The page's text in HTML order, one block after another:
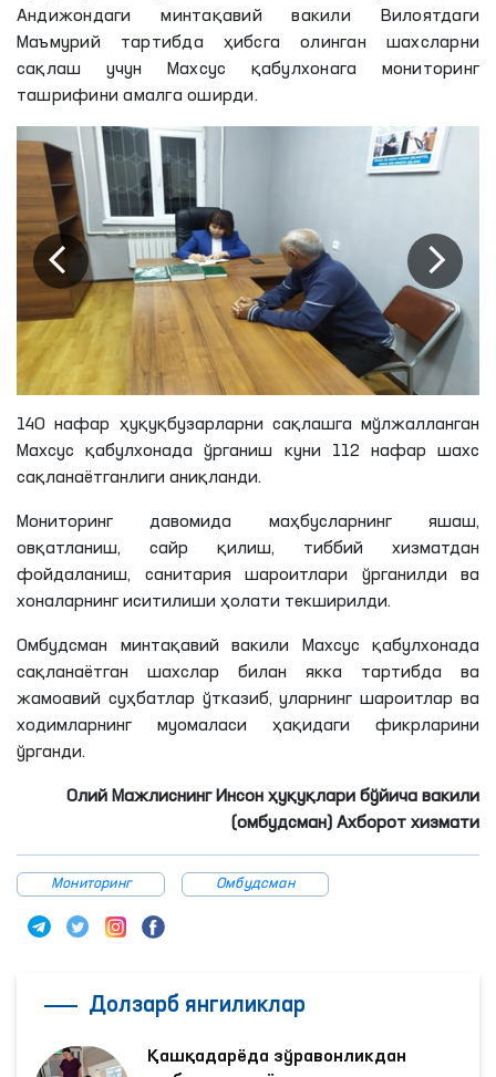
Андижондаги минтақавий вакили Вилоятдаги
Маъмурий тартибда ҳибсга олинган шахсларни
сақлаш учун Махсус қабулхонага мониторинг
ташрифини амалга оширди.
140 нафар ҳуқуқбузарларни сақлашга мўлжалланган
Махсус қабулхонада ўрганиш куни 112 нафар шахс
сақланаётганлиги аниқланди.
Мониторинг давомида маҳбусларнинг яшаш,
овқатланиш, сайр қилиш, тиббий хизматдан
фойдаланиш, санитария шароитлари ўрганилди ва
хоналарнинг иситилиши ҳолати текширилди.
Омбудсман минтақавий вакили Махсус қабулхонада
сақланаётган шахслар билан якка тартибда ва
жамоавий суҳбатлар ўтказиб, уларнинг шароитлар ва
ходимларнинг муомаласи ҳақидаги фикрларини
ўрганди.
Олий Мажлиснинг Инсон ҳуқуқлари бўйича вакили
(омбудсман) Ахборот хизмати
Мониторинг Омбудсман
Долзарб янгиликлар
Қашқадарёда зўравонликдан